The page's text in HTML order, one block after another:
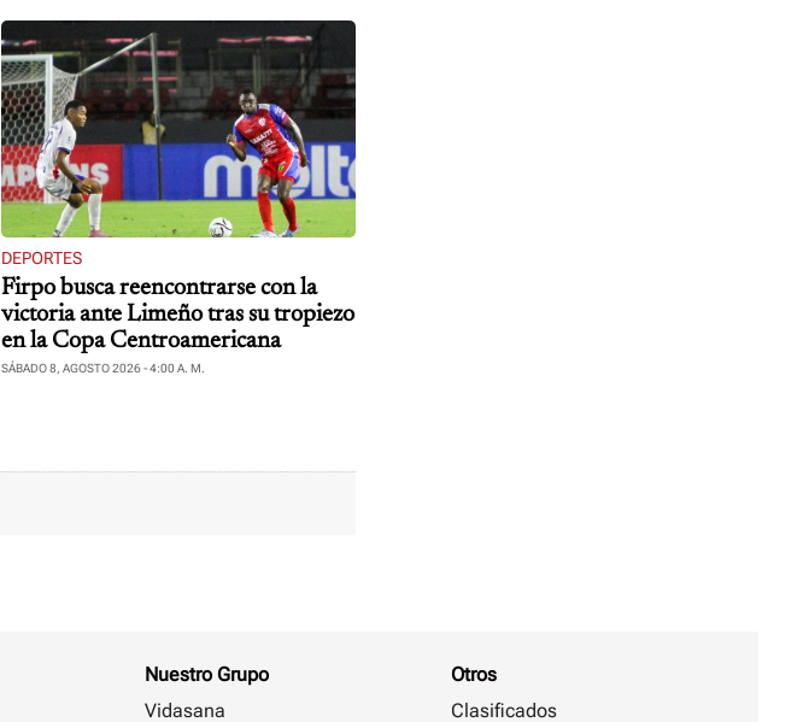
DEPORTES
Firpo busca reencontrarse con la
victoria ante Limeño tras su tropiezo
en la Copa Centroamericana
SÁBADO 8, AGOSTO 2026 - 4:00 A. M.
Nuestro Grupo
Vidasana
Otros
Clasificados